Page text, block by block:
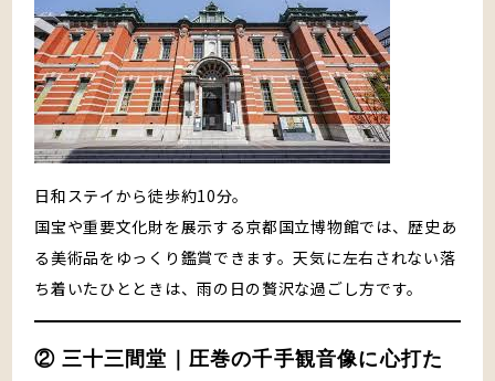
日和ステイから徒歩約10分。
国宝や重要文化財を展示する京都国立博物館では、歴史あ
る美術品をゆっくり鑑賞できます。天気に左右されない落
ち着いたひとときは、雨の日の贅沢な過ごし方です。
② 三十三間堂｜圧巻の千手観音像に心打た